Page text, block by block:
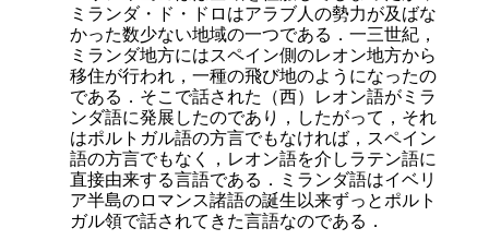
ミランダ・ド・ドロはアラブ人の勢力が及ばな
かった数少ない地域の一つである．一三世紀，
ミランダ地方にはスペイン側のレオン地方から
移住が行われ，一種の飛び地のようになったの
である．そこで話された（西）レオン語がミラ
ンダ語に発展したのであり，したがって，それ
はポルトガル語の方言でもなければ，スペイン
語の方言でもなく，レオン語を介しラテン語に
直接由来する言語である．ミランダ語はイベリ
ア半島のロマンス諸語の誕生以来ずっとポルト
ガル領で話されてきた言語なのである．